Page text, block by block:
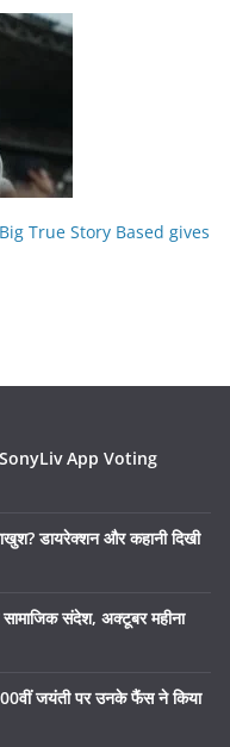
True Story Based gives
App Voting
डायरेक्शन और कहानी दिखी
संदेश, अक्टूबर महीना
जयंती पर उनके फैंस ने किया